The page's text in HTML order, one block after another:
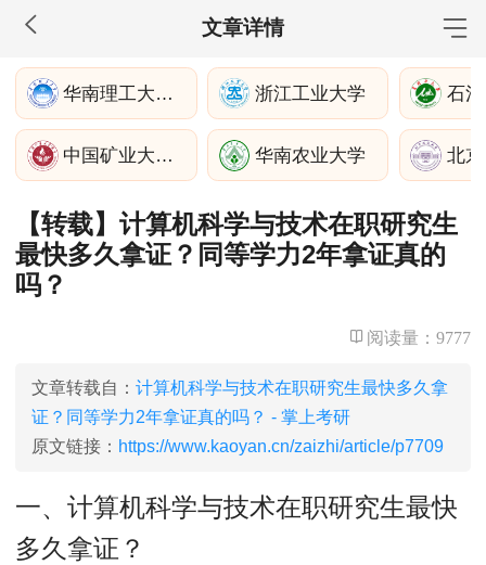
文章详情
MBA工商管理
院校库 考试报名 招生政策 学制学费
报名流程
考试真题
报考经验 招生简章
MEM工程管理
院校库 考试报名 招生政策 学制学费
报名流程
考试真题
院校库 考试报名 招生政策 学制学费
报名流程
考试真题
报考经验 招生简章
MPAcc会计专硕
院校库 考试报名
华南理工大学经济与金融学院 浙江工业大学 石
中国矿业大学（北京） 华南农业大学 北
【转载】计算机科学与技术在职研究生
最快多久拿证？同等学力2年拿证真的
吗？
阅读量： 9777
文章转载自： 计算机科学与技术在职研究生最快多久拿
证？同等学力2年拿证真的吗？ - 掌上考研
原文链接： https://www.kaoyan.cn/zaizhi/article/p7709
一、计算机科学与技术在职研究生最快
多久拿证？